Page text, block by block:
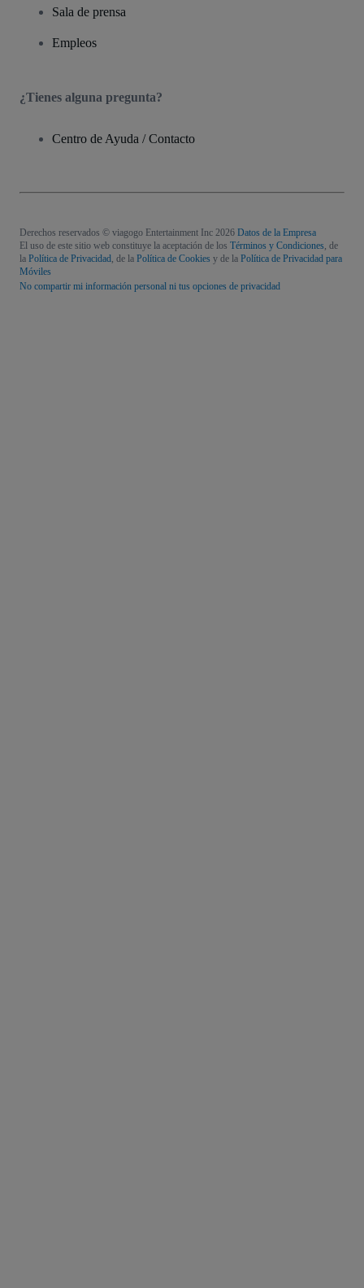
Sala de prensa
Empleos
¿Tienes alguna pregunta?
Centro de Ayuda / Contacto
Derechos reservados © viagogo Entertainment Inc 2026 Datos de la Empresa
El uso de este sitio web constituye la aceptación de los Términos y Condiciones , de
la Política de Privacidad , de la Política de Cookies y de la Política de Privacidad para
Móviles
No compartir mi información personal ni tus opciones de privacidad